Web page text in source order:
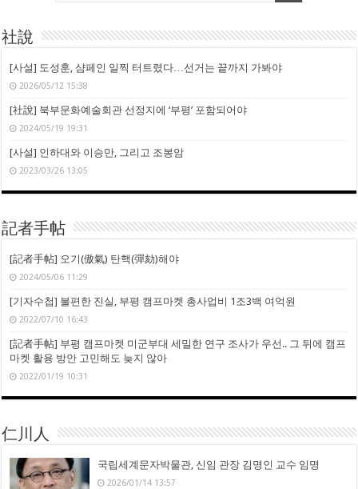
社說
[사설] 도성훈, 샴페인 일찍 터트렸다…선거는 끝까지 가봐야
2026/05/12 15:38
[社說] 북부문화예술회관 선정지에 ‘부평’ 포함되어야
2024/05/19 19:31
[사설] 인하대와 이승만, 그리고 조봉암
2023/03/26 13:05
記者手帖
[記者手帖] 오기(傲氣) 탄핵(彈劾)해야
2024/05/06 11:29
[기자수첩] 불편한 진실, 부평 캠프마켓 총사업비 1조3백 여억원
2022/07/10 16:43
[記者手帖] 부평 캠프마켓 미군부대 세밀한 연구 조사가 우선.. 그 뒤에 캠프
마켓 활용 방안 고민해도 늦지 않아
2022/01/19 10:31
仁川人
국립세계문자박물관, 신임 관장 김명인 교수 임명
2026/01/14 13:57